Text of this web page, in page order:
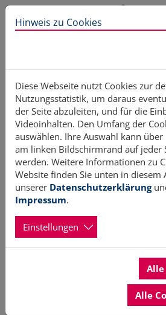
Direkt zur Hauptnavigation
Direkt zum Inhalt springen
HomeAktiv werden
Termine für
Mit Stand vom 17.03.2026 sind
30. Mai 2026, 12:00 - 17:00 Uhr
Ehrenamtmesse Elmshorn
Ort:Rathaus/ Rathausvorplatz
Hinweis zu Cookies
Diese Webseite nutzt Cookies zur
Nutzungsstatistik, um daraus
der Seite abzuleiten, und für die
Videoinhalten. Den Umfang der
auswählen. Ihre Auswahl kann
am linken Bildschirmrand auf jeder
werden. Weitere Informationen zu
Website finden Sie unten in diesem
unserer Datenschutzerklärung
Impressum.
Einstellungen
Alle
Alle